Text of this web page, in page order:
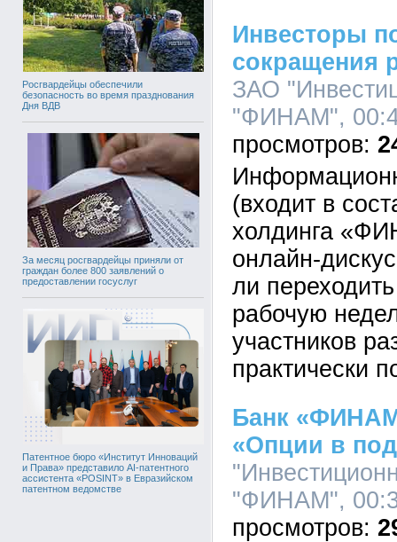
Росгвардейцы обеспечили
безопасность во время празднования
Дня ВДВ
За месяц росгвардейцы приняли от
граждан более 800 заявлений о
предоставлении госуслуг
Патентное бюро «Институт Инноваций
и Права» представило AI-патентного
ассистента «POSINT» в Евразийском
патентном ведомстве
Инвесторы
сокращения
ЗАО
"ФИНАМ",
(входит в
холдинга
онлайн-
ли
рабочую
участников
практически
Банк
«Опции в
"ФИНАМ",